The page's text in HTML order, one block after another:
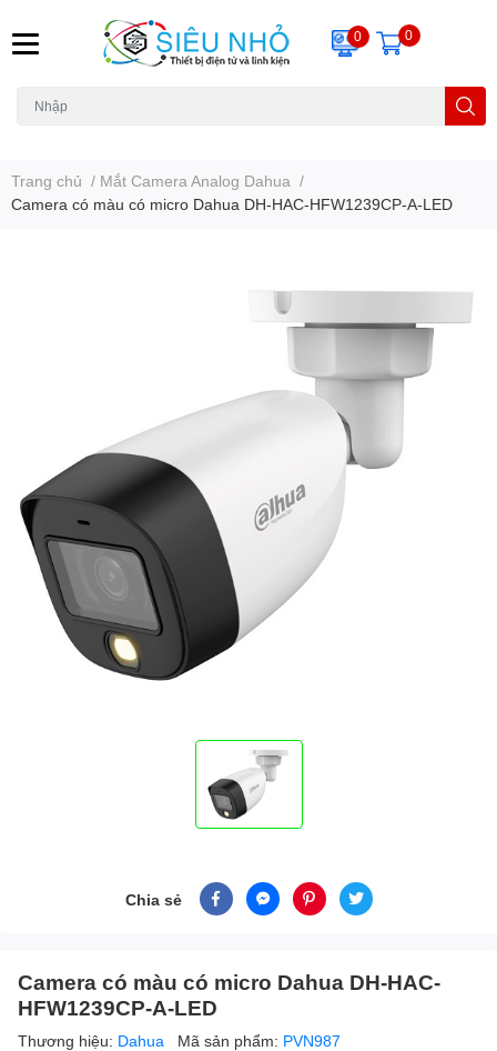
0 0
Trang chủ / Mắt Camera Analog Dahua /
Camera có màu có micro Dahua DH-HAC-HFW1239CP-A-LED
Chia sẻ
Camera có màu có micro Dahua DH-HAC-
HFW1239CP-A-LED
Thương hiệu: Dahua Mã sản phẩm: PVN987